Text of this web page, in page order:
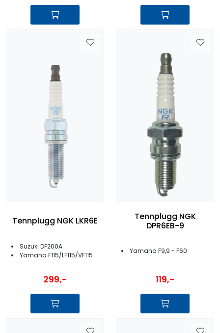
Tennplugg NGK LKR6E
Suzuki DF200A
Yamaha F115/LF115/VF115 02-14
299,-
Tennplugg NGK
DPR6EB-9
Yamaha F9,9 - F60
119,-